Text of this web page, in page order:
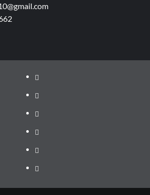
About
WEB
SERIES
TO
Dehradun
Smart
City
Life
in
Dehradun
Places
to
सम्पर्क